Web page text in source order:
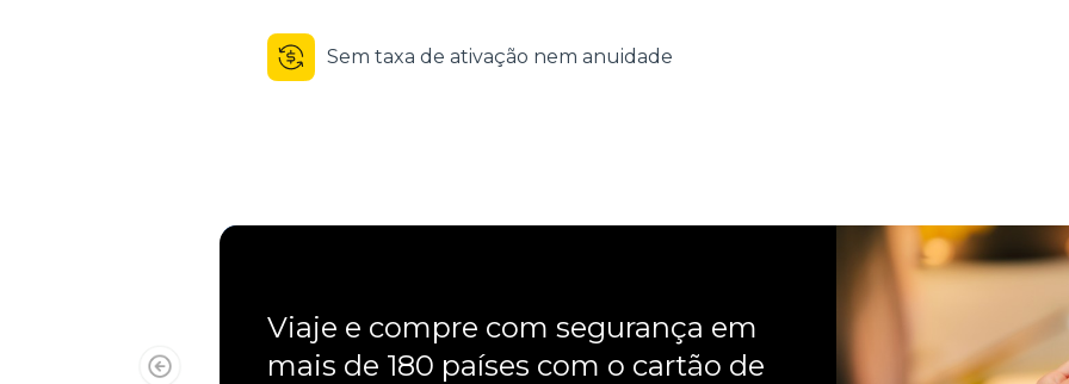
Sem taxa de ativação nem anuidade
Viaje e compre com segurança em
mais de 180 países com o cartão de